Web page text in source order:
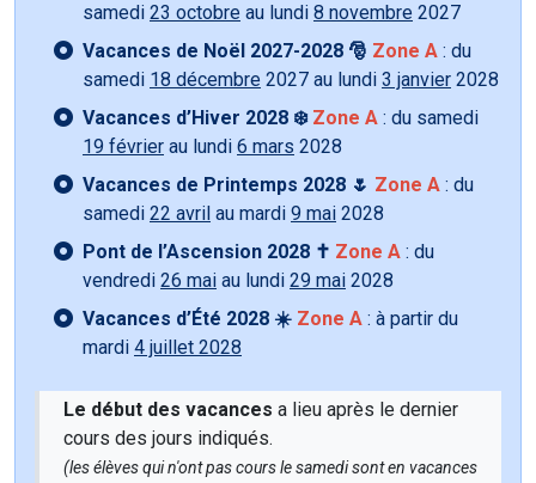
samedi 23 octobre au lundi 8 novembre 2027
Vacances de Noël 2027-2028 🎅 Zone A : du
samedi 18 décembre 2027 au lundi 3 janvier 2028
Vacances d’Hiver 2028 ❄️ Zone A : du samedi
19 février au lundi 6 mars 2028
Vacances de Printemps 2028 🌷 Zone A : du
samedi 22 avril au mardi 9 mai 2028
Pont de l’Ascension 2028 ✝️ Zone A : du
vendredi 26 mai au lundi 29 mai 2028
Vacances d’Été 2028 ☀️ Zone A : à partir du
mardi 4 juillet 2028
Le début des vacances a lieu après le dernier
cours des jours indiqués.
(les élèves qui n'ont pas cours le samedi sont en vacances